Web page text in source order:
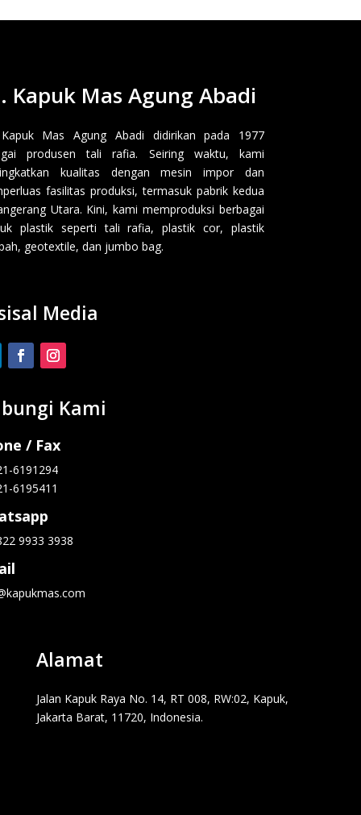
Kapuk Mas Agung Abadi
Mas Agung Abadi didirikan pada 1977
produsen tali rafia. Seiring waktu, kami
kualitas dengan mesin impor dan
fasilitas produksi, termasuk pabrik kedua
Utara. Kini, kami memproduksi berbagai
plastik seperti tali rafia, plastik cor, plastik
geotextile, dan jumbo bag.
Media
Kami
/ Fax
6191294
6195411
9933 3938
Alamat
Jalan Kapuk Raya No. 14, RT 008, RW:02, Kapuk,
Jakarta Barat, 11720, Indonesia.